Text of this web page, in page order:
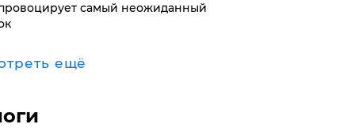
самый неожиданный
ещё